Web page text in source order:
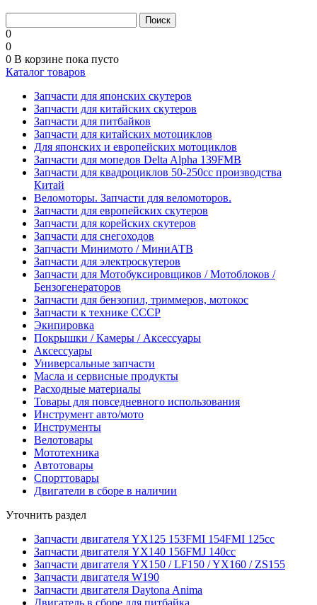
0
0
0 В корзине пока пусто
Каталог товаров
Запчасти для японских скутеров
Запчасти для китайских скутеров
Запчасти для питбайков
Запчасти для китайских мотоциклов
Для японских и европейских мотоциклов
Запчасти для мопедов Delta Alpha 139FMB
Запчасти для квадроциклов 50-250сс производства
Китай
Веломоторы. Запчасти для веломоторов.
Запчасти для европейских скутеров
Запчасти для корейских скутеров
Запчасти для снегоходов
Запчасти Минимото / МиниАТВ
Запчасти для электроскутеров
Запчасти для Мотобуксировщиков / Мотоблоков /
Бензогенераторов
Запчасти для бензопил, триммеров, мотокос
Запчасти к технике СССР
Экипировка
Покрышки / Камеры / Аксессуары
Аксессуары
Универсальные запчасти
Масла и сервисные продукты
Расходные материалы
Товары для повседневного использования
Инструмент авто/мото
Инструменты
Велотовары
Мототехника
Автотовары
Спорттовары
Двигатели в сборе в наличии
Уточнить раздел
Запчасти двигателя YX125 153FMI 154FMI 125cc
Запчасти двигателя YX140 156FMJ 140cc
Запчасти двигателя YX150 / LF150 / YX160 / ZS155
Запчасти двигателя W190
Запчасти двигателя Daytona Anima
Двигатель в сборе для питбайка